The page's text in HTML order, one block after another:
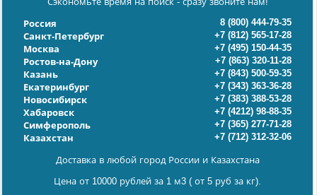
Россия
8 (800) 444-79-35
Санкт-Петербург
+7 (812) 565-17-28
Москва
+7 (495) 150-44-35
Ростов-на-Дону
+7 (863) 320-11-28
Казань
+7 (843) 500-59-35
Екатеринбург
+7 (343) 363-36-28
Новосибирск
+7 (383) 388-53-28
Хабаровск
+7 (4212) 98-88-35
Симферополь
+7 (365) 277-71-28
Казахстан
+7 (712) 312-32-06
Доставка в любой город России и Казахстана
Цена от 10000 рублей за 1 м3 ( от 5 руб за кг).